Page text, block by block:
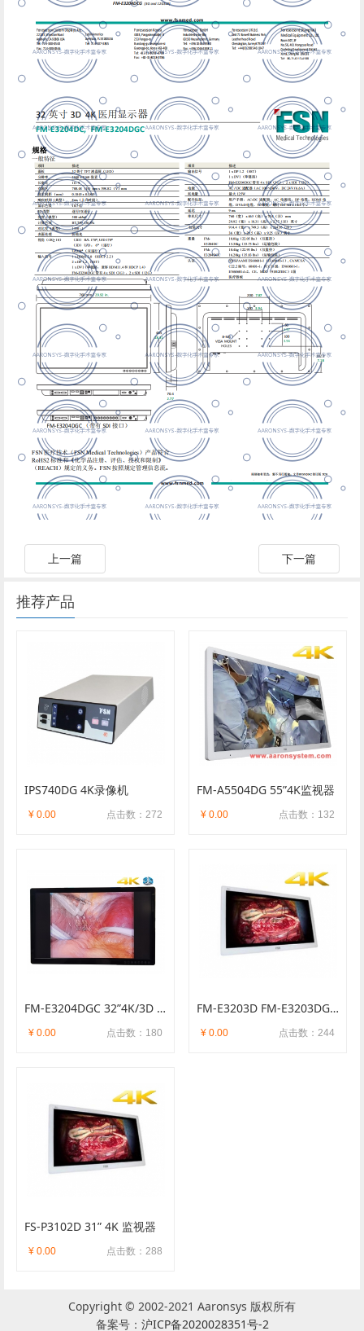
上一篇 下一篇
推荐产品
IPS740DG 4K录像机
点击数：272
¥ 0.00
FM-A5504DG 55”4K监视器
点击数：132
¥ 0.00
FM-E3204DGC 32”4K/3D 监视器
点击数：180
¥ 0.00
FM-E3203D FM-E3203DG 32” 4K 监视
点击数：244
¥ 0.00
FS-P3102D 31” 4K 监视器
点击数：288
¥ 0.00
Copyright © 2002-2021 Aaronsys 版权所有
备案号： 沪ICP备2020028351号-2